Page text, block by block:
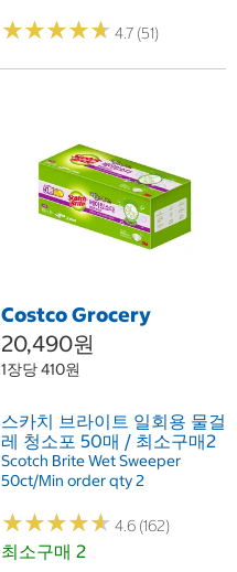
★★★★★
★★★★★ 4.7 (51)
Costco Grocery
20,490원
1장당 410원
스카치 브라이트 일회용 물걸
레 청소포 50매 / 최소구매2
Scotch Brite Wet Sweeper
50ct/Min order qty 2
★★★★★
★★★★★ 4.6 (162)
최소구매 2